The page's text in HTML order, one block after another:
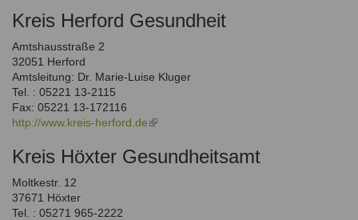
external)
Kreis Herford Gesundheit
Amtshausstraße 2
32051 Herford
Amtsleitung: Dr. Marie-Luise Kluger
Tel. : 05221 13-2115
Fax: 05221 13-172116
http://www.kreis-herford.de(link
external)
Kreis Höxter Gesundheitsamt
Moltkestr. 12
37671 Höxter
Tel. : 05271 965-2222